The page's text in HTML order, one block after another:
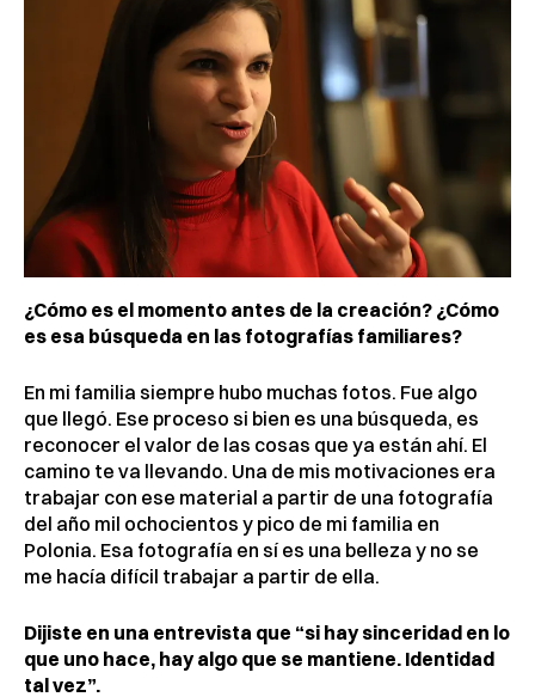
¿Cómo es el momento antes de la creación? ¿Cómo
es esa búsqueda en las fotografías familiares?
En mi familia siempre hubo muchas fotos. Fue algo
que llegó. Ese proceso si bien es una búsqueda, es
reconocer el valor de las cosas que ya están ahí. El
camino te va llevando. Una de mis motivaciones era
trabajar con ese material a partir de una fotografía
del año mil ochocientos y pico de mi familia en
Polonia. Esa fotografía en sí es una belleza y no se
me hacía difícil trabajar a partir de ella.
Dijiste en una entrevista que “si hay sinceridad en lo
que uno hace, hay algo que se mantiene. Identidad
tal vez”.